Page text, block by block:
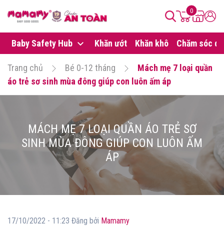
0
Baby Safety Hub Khăn ướt Khăn khô Chăm sóc da
Trang chủ Bé 0-12 tháng
Mách mẹ 7 loại quần
áo trẻ sơ sinh mùa đông giúp con luôn ấm áp
MÁCH MẸ 7 LOẠI QUẦN ÁO TRẺ SƠ
SINH MÙA ĐÔNG GIÚP CON LUÔN ẤM
ÁP
17/10/2022 - 11:23 Đăng bởi Mamamy